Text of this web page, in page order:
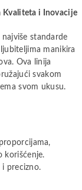
Kvaliteta i Inovacije
standarde
manikira
Ova linija
svakom
svom ukusu.
korišćenje.
i precizno.